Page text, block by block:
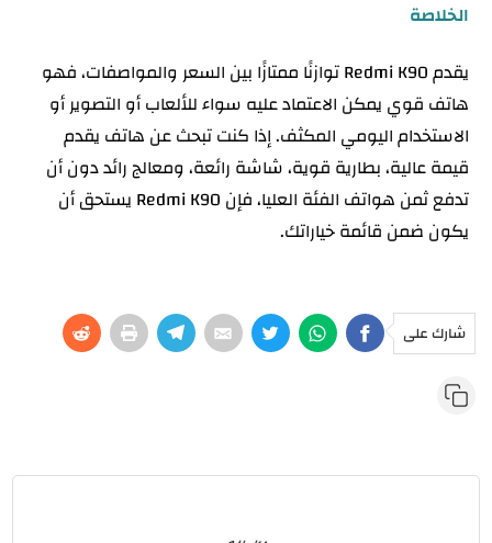
الخلاصة
يقدم Redmi K90 توازنًا ممتازًا بين السعر والمواصفات، فهو
هاتف قوي يمكن الاعتماد عليه سواء للألعاب أو التصوير أو
الاستخدام اليومي المكثف. إذا كنت تبحث عن هاتف يقدم
قيمة عالية، بطارية قوية، شاشة رائعة، ومعالج رائد دون أن
تدفع ثمن هواتف الفئة العليا، فإن Redmi K90 يستحق أن
يكون ضمن قائمة خياراتك.
شارك على